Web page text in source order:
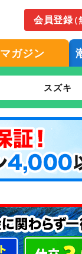
会員登録（
マガジン
スズキ